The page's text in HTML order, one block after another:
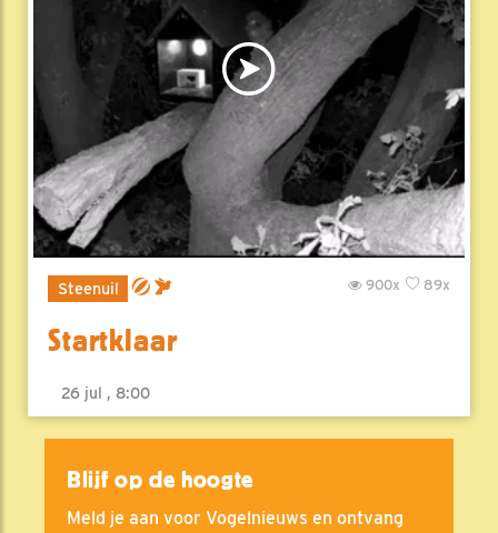
Steenuil 89x
900x
Startklaar
26 jul , 8:00
Blijf op de hoogte
Meld je aan voor Vogelnieuws en ontvang